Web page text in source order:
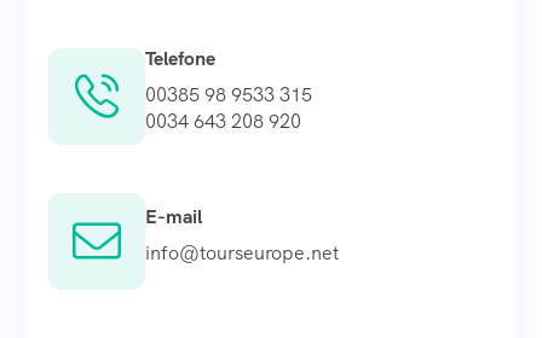
Telefone
00385 98 9533 315
0034 643 208 920
E-mail
info@tourseurope.net